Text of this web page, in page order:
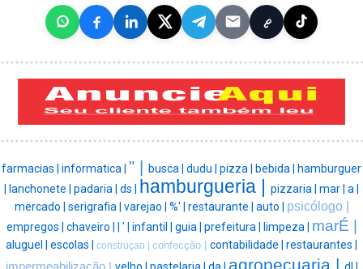
farmacias | informatica | " | busca | dudu | pizza | bebida | hamburguer
| lanchonete | padaria | ds | hamburgueria | pizzaria | mar | a |
mercado | serigrafia | varejao | %' | restaurante | auto | psicólogo |
empregos | chaveiro | | ' | infantil | guia | prefeitura | limpeza | marÉ |
aluguel | escolas | construçao | confecção | contabilidade | restaurantes |
impermeabilização | velho | pastelaria | da | agropecuaria | dl |